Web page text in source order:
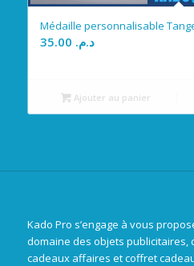
Médaille personnalisable
د.م.
Ajouter au panier
Kado Pro s’engage à vous
domaine des objets publicitaires,
cadeaux affaires et coffret